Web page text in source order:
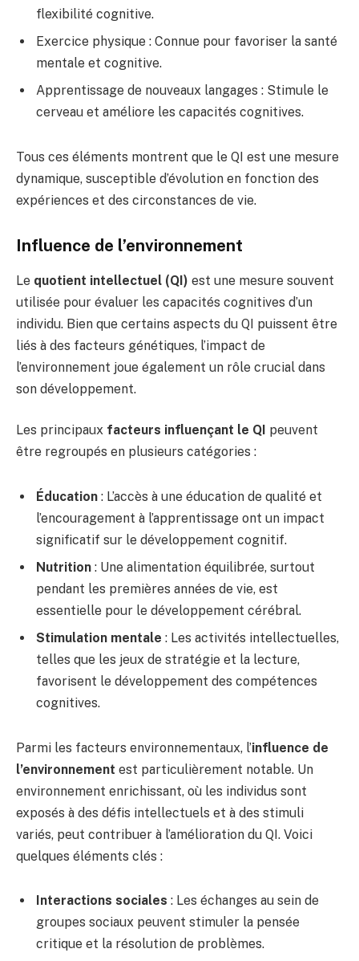
flexibilité cognitive.
Exercice physique : Connue pour favoriser la santé
mentale et cognitive.
Apprentissage de nouveaux langages : Stimule le
cerveau et améliore les capacités cognitives.
Tous ces éléments montrent que le QI est une mesure
dynamique, susceptible d’évolution en fonction des
expériences et des circonstances de vie.
Influence de l’environnement
Le quotient intellectuel (QI) est une mesure souvent
utilisée pour évaluer les capacités cognitives d’un
individu. Bien que certains aspects du QI puissent être
liés à des facteurs génétiques, l’impact de
l’environnement joue également un rôle crucial dans
son développement.
Les principaux facteurs influençant le QI peuvent
être regroupés en plusieurs catégories :
Éducation : L’accès à une éducation de qualité et
l’encouragement à l’apprentissage ont un impact
significatif sur le développement cognitif.
Nutrition : Une alimentation équilibrée, surtout
pendant les premières années de vie, est
essentielle pour le développement cérébral.
Stimulation mentale : Les activités intellectuelles,
telles que les jeux de stratégie et la lecture,
favorisent le développement des compétences
cognitives.
Parmi les facteurs environnementaux, l’influence de
l’environnement est particulièrement notable. Un
environnement enrichissant, où les individus sont
exposés à des défis intellectuels et à des stimuli
variés, peut contribuer à l’amélioration du QI. Voici
quelques éléments clés :
Interactions sociales : Les échanges au sein de
groupes sociaux peuvent stimuler la pensée
critique et la résolution de problèmes.